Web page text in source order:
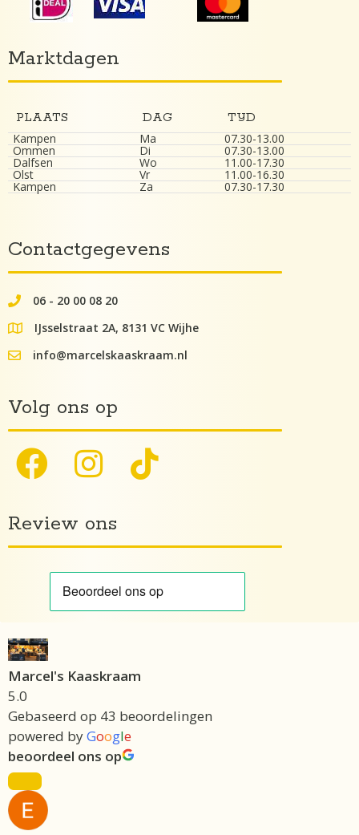
Contactgegevens
062000082
06 - 20 00 08 20
google maps lokatie
IJsselstraat 2A, 8131 VC Wijhe
info@kaaskraam.nl
info@marcelskaaskraam.nl
Volg ons op
Review ons
Marktdagen
PLAATS DAG
TIJD
Kampen
Ma 07.30-13.00
Ommen Di 07.30-13.00
Dalfsen Wo 11.00-17.30
Olst Vr 11.00-16.30
Kampen Za 07.30-17.30
Marcel's Kaaskraam
5.0
Gebaseerd op 43 beoordelingen
powered byGoogle
beoordeel ons op